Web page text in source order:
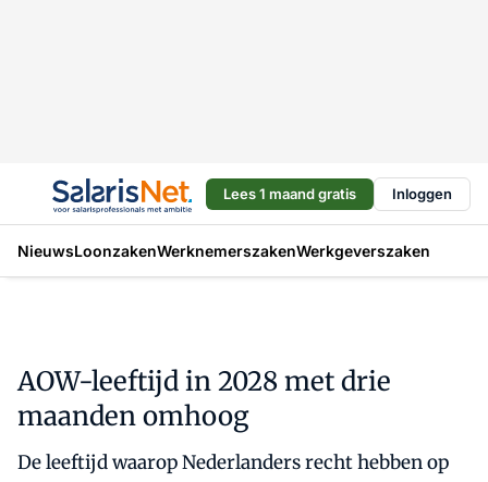
Lees 1 maand gratis Inloggen
NieuwsLoonzakenWerknemerszakenWerkgeverszaken
AOW-leeftijd in 2028 met drie
maanden omhoog
De leeftijd waarop Nederlanders recht hebben op